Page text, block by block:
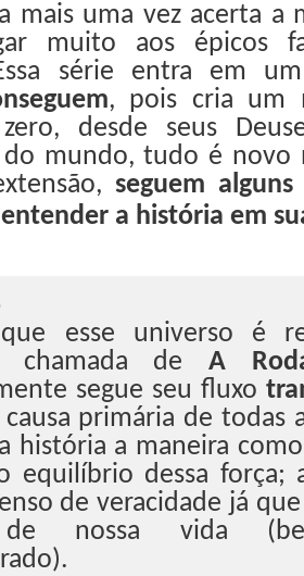
mais uma vez acerta a
muito aos épicos
série entra em
, pois cria um
desde seus
mundo, tudo é novo
seguem
a história em
esse universo é
chamada deA
segue seu fluxo
primária de todas
história a maneira
equilíbrio dessa força;
de veracidade já
nossa vida